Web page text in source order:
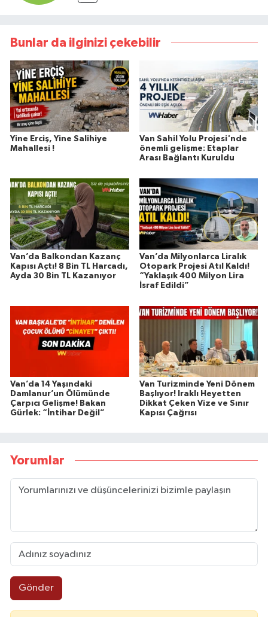
Bunlar da ilginizi çekebilir
Yine Erciş, Yine Salihiye
Mahallesi !
Van Sahil Yolu Projesi'nde
önemli gelişme: Etaplar
Arası Bağlantı Kuruldu
Van’da Balkondan Kazanç
Kapısı Açtı! 8 Bin TL Harcadı,
Ayda 30 Bin TL Kazanıyor
Van’da Milyonlarca Liralık
Otopark Projesi Atıl Kaldı!
“Yaklaşık 400 Milyon Lira
İsraf Edildi”
Van’da 14 Yaşındaki
Damlanur’un Ölümünde
Çarpıcı Gelişme! Bakan
Gürlek: “İntihar Değil”
Van Turizminde Yeni Dönem
Başlıyor! Iraklı Heyetten
Dikkat Çeken Vize ve Sınır
Kapısı Çağrısı
Yorumlar
Gönder